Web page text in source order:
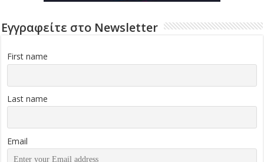
Εγγραφείτε στο Newsletter
First name
Last name
Email